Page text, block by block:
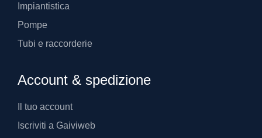
Impiantistica
Pompe
Tubi e raccorderie
Account & spedizione
Il tuo account
Iscriviti a Gaiviweb